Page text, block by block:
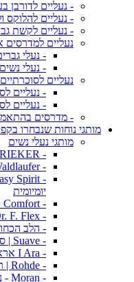
- נעליים לדורבן
- נעליים להלוקס
- נעליים לקשת
נעליים למדרסים
- נעלי
- נעלי
נעליים
- נעליים
- נעליים
- מדרסים
מותגי נוחות שנבחרו
מותגי נעלי נשים
- RIEKER | נעליים נוחות עם יציבות יומיומית
- Waldlaufer | וולדלאופר נעלים עם מידות רוחב
יומיומית
- G Comfort
- Dr. F. Flex | ד"ר פלקס
- הלב
- Suave | סווב
- I Ara ארא
- Rohde | רודה
- Moran - נעלי מורן